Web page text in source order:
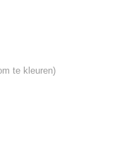
te kleuren)